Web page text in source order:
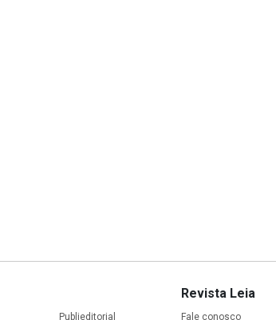
Publieditorial
Revista Leia
Fale conosco